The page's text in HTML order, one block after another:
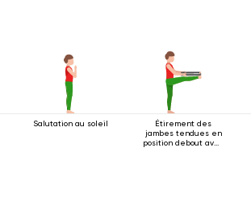
Salutation au soleil
Étirement des
jambes tendues en
position debout avec